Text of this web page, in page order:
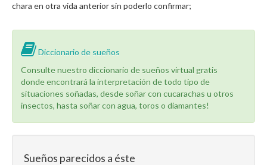
chara en otra vida anterior sin poderlo confirmar;
Diccionario de sueños
Consulte nuestro diccionario de sueños virtual gratis
donde encontrará la interpretación de todo tipo de
situaciones soñadas, desde soñar con cucarachas u otros
insectos, hasta soñar con agua, toros o diamantes!
Sueños parecidos a éste